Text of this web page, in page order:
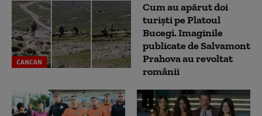
CANCAN
Cum au apărut doi
turiști pe Platoul
Bucegi. Imaginile
publicate de Salvamont
Prahova au revoltat
românii